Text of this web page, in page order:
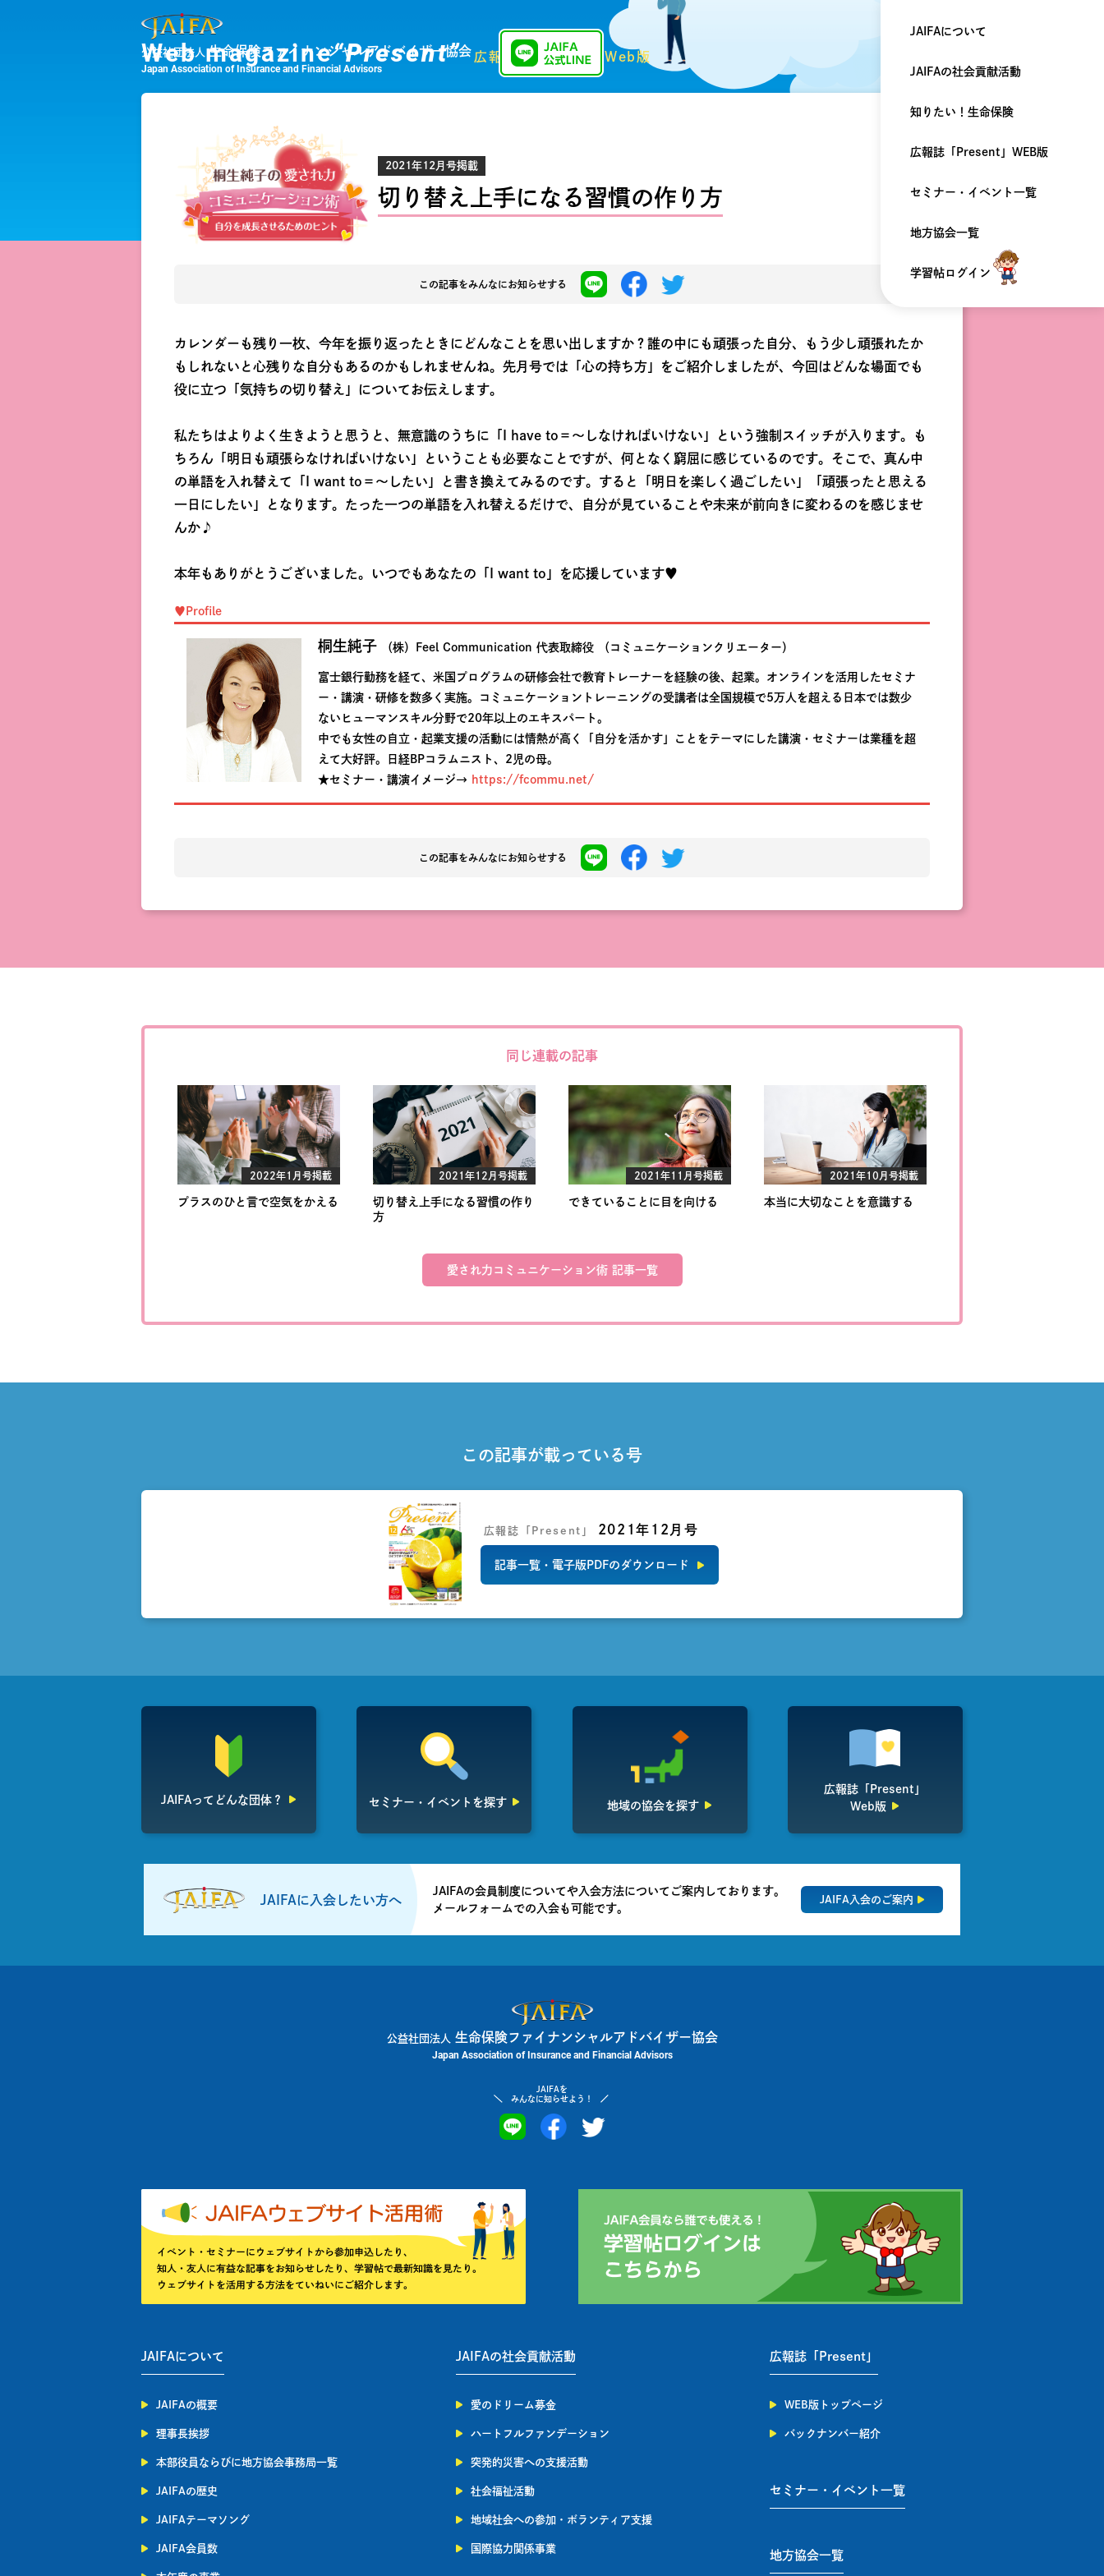
JAIFAについて
JAIFAの社会貢献活動
知りたい！ 生命保険
広報誌「Present」 WEB版
セミナー・ イベント一覧
地方協会一覧
学習帖ログイン
公益社団法人 生命保険ファイナンシャルアドバイザー協会
Japan Association of Insurance and Financial Advisors
Web magazine“Present” 広報誌「Present」Web版
2021年12月号掲載
切り替え上手になる習慣の作り方
この記事をみんなにお知らせする
カレンダーも残り一枚、今年を振り返ったときにどんなことを思い出しますか？誰の中にも頑張った自分、もう少し頑張れたか
もしれないと心残りな自分もあるのかもしれませんね。先月号では「心の持ち方」をご紹介しましたが、今回はどんな場面でも
役に立つ「気持ちの切り替え」についてお伝えします。
私たちはよりよく生きようと思うと、無意識のうちに「I have to＝～しなければいけない」という強制スイッチが入ります。も
ちろん「明日も頑張らなければいけない」ということも必要なことですが、何となく窮屈に感じているのです。そこで、真ん中
の単語を入れ替えて「I want to＝～したい」と書き換えてみるのです。すると「明日を楽しく過ごしたい」「頑張ったと思える
一日にしたい」となります。たった一つの単語を入れ替えるだけで、自分が見ていることや未来が前向きに変わるのを感じませ
んか♪
本年もありがとうございました。いつでもあなたの「I want to」を応援しています♥
♥Profile
桐生純子 （株）Feel Communication 代表取締役 （コミュニケーションクリエーター）
富士銀行勤務を経て、米国プログラムの研修会社で教育トレーナーを経験の後、起業。オンラインを活用したセミナ
ー・講演・研修を数多く実施。コミュニケーショントレーニングの受講者は全国規模で5万人を超える日本では数少
ないヒューマンスキル分野で20年以上のエキスパート。
中でも女性の自立・起業支援の活動には情熱が高く「自分を活かす」ことをテーマにした講演・セミナーは業種を超
えて大好評。日経BPコラムニスト、2児の母。
★セミナー・講演イメージ→ https://fcommu.net/
この記事をみんなにお知らせする
同じ連載の記事
2022年1月号掲載
プラスのひと言で空気をかえる
2021年12月号掲載
切り替え上手になる習慣の作り
方
2021年11月号掲載
できていることに目を向ける
2021年10月号掲載
本当に大切なことを意識する
愛され力コミュニケーション術 記事一覧
この記事が載っている号
広報誌「Present」 2021年12月号
記事一覧・電子版PDFのダウンロード
JAIFAって どんな団体？ セミナー・イベント を探す 地域の協会を探す
広報誌「Present」
Web版
JAIFAに入会したい方へ
JAIFAの会員制度についてや入会方法についてご案内しております。
メールフォームでの入会も可能です。
JAIFA入会のご案内
公益社団法人
生命保険ファイナンシャルアドバイザー協会
Japan Association of Insurance and Financial Advisors
JAIFAを
みんなに知らせよう！
JAIFAについて
JAIFAの概要
理事長挨拶
本部役員ならびに地方協会事務局一覧
JAIFAの歴史
JAIFAテーマソング
JAIFA会員数
JAIFAの社会貢献活動
愛のドリーム募金
ハートフルファンデーション
突発的災害への支援活動
社会福祉活動
地域社会への参加・ボランティア支援
国際協力関係事業
広報誌「Present」
WEB版トップページ
バックナンバー紹介
セミナー・イベント一覧
地方協会一覧